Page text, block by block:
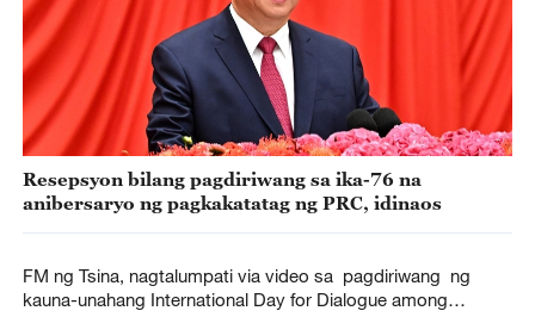
Resepsyon bilang pagdiriwang sa ika-76 na
anibersaryo ng pagkakatatag ng PRC, idinaos
FM ng Tsina, nagtalumpati via video sa pagdiriwang ng
kauna-unahang International Day for Dialogue among